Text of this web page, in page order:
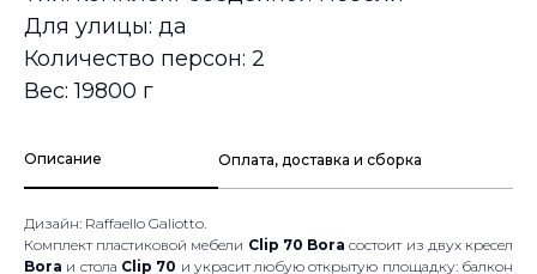
Для улицы: да
Количество персон: 2
Вес: 19800 г
Описание Оплата, доставка и сборка
Дизайн: Raffaello Galiotto.
Комплект пластиковой мебели Clip 70 Boraсостоит из двух кресел
Bora и стола Clip 70 и украсит любую открытую площадку: балкон